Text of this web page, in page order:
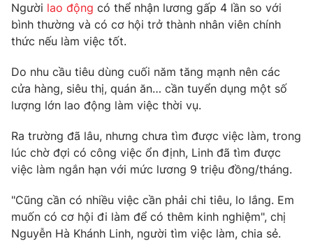
Góc doanh nghiệp
Truyền hình
Phim VTV
Hậu trường
Nhân vật
Giải sao mai
Giải trí
Điện ảnh
Âm nhạc
Sao
Đời sống
Làm đẹp
Chất lượng cuộc sống
Giáo dục
Tuyển sinh
Công nghệ
Hitech Công nghệ tương lai
Sản phẩm
Giao lưu trực tuyến
Người lao động có thể nhận lương gấp 4 lần so với
bình thường và có cơ hội trở thành nhân viên chính
thức nếu làm việc tốt.
Do nhu cầu tiêu dùng cuối năm tăng mạnh nên các
cửa hàng, siêu thị, quán ăn… cần tuyển dụng một số
lượng lớn lao động làm việc thời vụ.
Ra trường đã lâu, nhưng chưa tìm được việc làm, trong
lúc chờ đợi có công việc ổn định, Linh đã tìm được
việc làm ngắn hạn với mức lương 9 triệu đồng/tháng.
"Cũng cần có nhiều việc cần phải chi tiêu, lo lắng. Em
muốn có cơ hội đi làm để có thêm kinh nghiệm", chị
Nguyễn Hà Khánh Linh, người tìm việc làm, chia sẻ.